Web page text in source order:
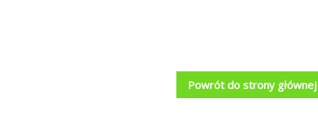
Powrót do strony głównej